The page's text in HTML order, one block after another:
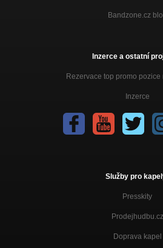
Bandzone.cz
Inzerce a ostatní
Rezervace top promo pozice
Inzerce
Služby pro
Presskity
Prodejhudbu.cz
Doprava kapel